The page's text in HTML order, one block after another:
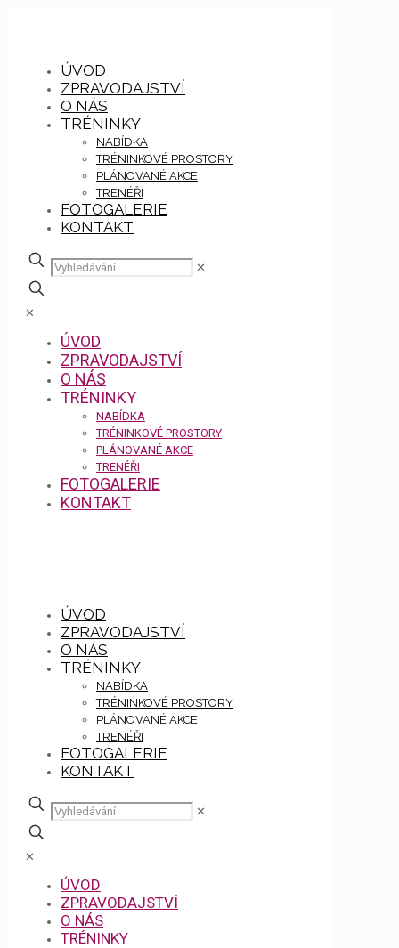
ÚVOD
ZPRAVODAJSTVÍ
O NÁS
TRÉNINKY
NABÍDKA
TRÉNINKOVÉ PROSTORY
PLÁNOVANÉ AKCE
TRENÉŘI
FOTOGALERIE
KONTAKT
✕
✕
ÚVOD
ZPRAVODAJSTVÍ
O NÁS
TRÉNINKY
NABÍDKA
TRÉNINKOVÉ PROSTORY
PLÁNOVANÉ AKCE
TRENÉŘI
FOTOGALERIE
KONTAKT
ÚVOD
ZPRAVODAJSTVÍ
O NÁS
TRÉNINKY
NABÍDKA
TRÉNINKOVÉ PROSTORY
PLÁNOVANÉ AKCE
TRENÉŘI
FOTOGALERIE
KONTAKT
✕
✕
ÚVOD
ZPRAVODAJSTVÍ
O NÁS
TRÉNINKY